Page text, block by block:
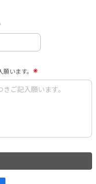
います。